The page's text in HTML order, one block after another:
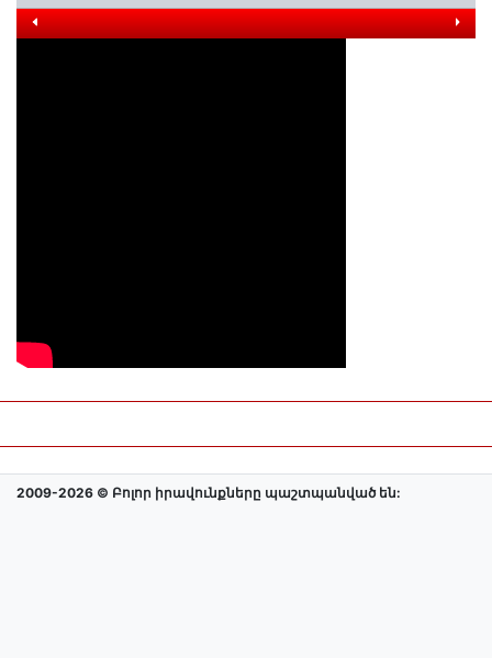
2009-2026 © Բոլոր իրավունքները պաշտպանված են: